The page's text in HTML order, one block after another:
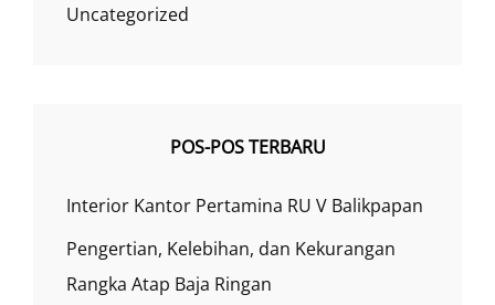
Uncategorized
POS-POS TERBARU
Interior Kantor Pertamina RU V Balikpapan
Pengertian, Kelebihan, dan Kekurangan
Rangka Atap Baja Ringan